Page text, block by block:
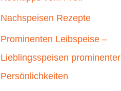
Nachspeisen Rezepte
Prominenten Leibspeise –
Lieblingsspeisen prominenter
Persönlichkeiten